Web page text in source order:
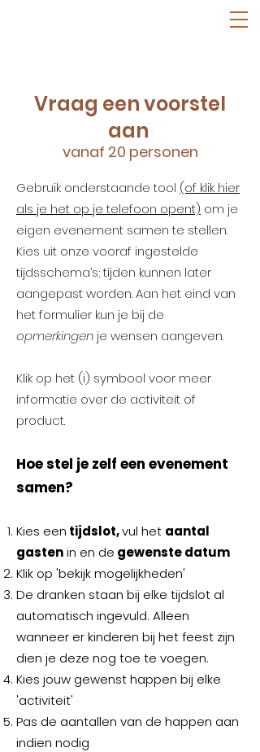
Vraag een voorstel
aan
vanaf 20 personen
Gebruik onderstaande tool (of klik hier
als je het op je telefoon opent) om je
eigen evenement samen te stellen.
Kies uit onze vooraf ingestelde
tijdsschema’s; tijden kunnen later
aangepast worden. Aan het eind van
het formulier kun je bij de
opmerkingen je wensen aangeven.
Klik op het (i) symbool voor meer
informatie over de activiteit of
product.
Hoe stel je zelf een evenement
samen?
Kies een tijdslot,vul het aantal
gastenin en de gewenste datum
Klik op 'bekijk mogelijkheden'
De dranken staan bij elke tijdslot al
automatisch ingevuld. Alleen
wanneer er kinderen bij het feest zijn
dien je deze nog toe te voegen.
Kies jouw gewenst happen bij elke
'activiteit'
Pas de aantallen van de happen aan
indien nodig